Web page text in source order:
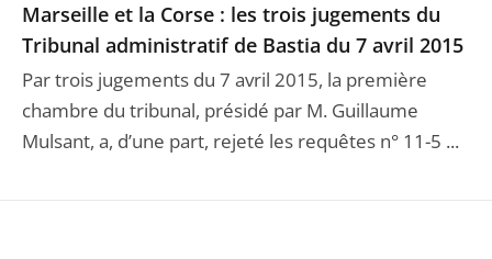
Marseille et la Corse : les trois jugements du
Tribunal administratif de Bastia du 7 avril 2015
Par trois jugements du 7 avril 2015, la première
chambre du tribunal, présidé par M. Guillaume
Mulsant, a, d’une part, rejeté les requêtes n° 11-5 ...